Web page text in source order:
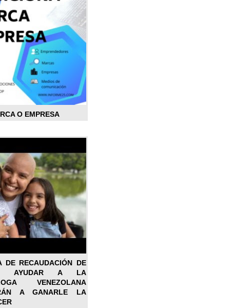
O EMPRESA
DE RECAUDACIÓN DE
AYUDAR A LA
VENEZOLANA
A GANARLE LA